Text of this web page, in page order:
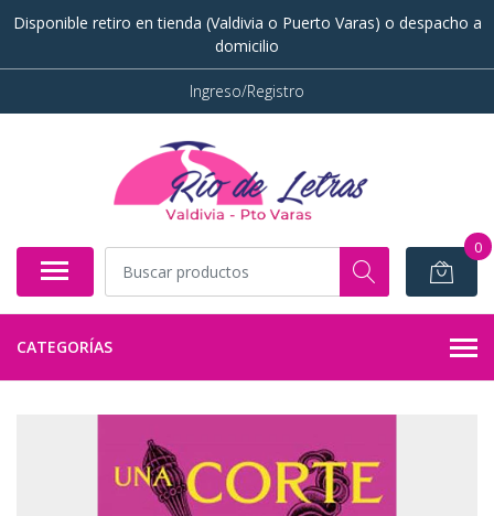
Disponible retiro en tienda (Valdivia o Puerto Varas) o despacho a
domicilio
Ingreso/Registro
0
CATEGORÍAS